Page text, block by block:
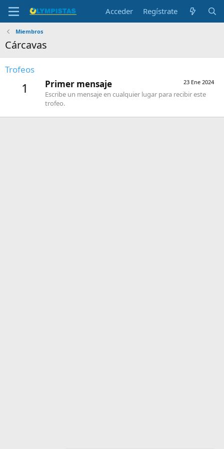
Acceder Regístrate
Miembros
Cárcavas
Trofeos
1 23 Ene 2024
Primer mensaje
Escribe un mensaje en cualquier lugar para recibir este
trofeo.